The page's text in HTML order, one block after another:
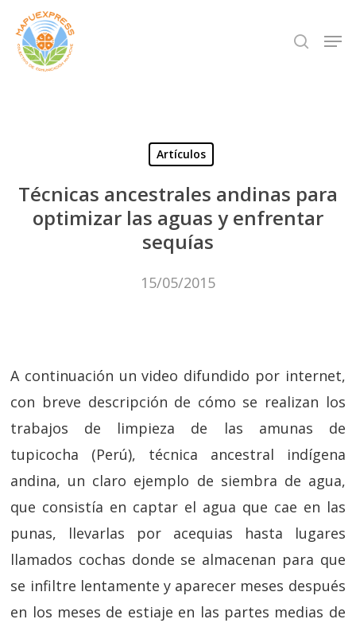
Skip
main
search
Artículos
Técnicas ancestrales andinas para
optimizar las aguas y enfrentar
sequías
15/05/2015
A continuación un video difundido por internet,
con breve descripción de cómo se realizan los
trabajos de limpieza de las amunas de
tupicocha (Perú), técnica ancestral indígena
andina, un claro ejemplo de siembra de agua,
que consistía en captar el agua que cae en las
punas, llevarlas por acequias hasta lugares
llamados cochas donde se almacenan para que
se infiltre lentamente y aparecer meses después
en los meses de estiaje en las partes medias de
Close